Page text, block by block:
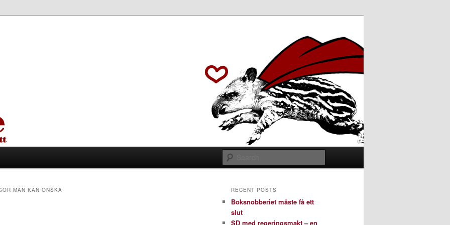
MAN KAN ÖNSKA RECENT POSTS
Boksnobberiet måste få ett
slut
SD med regeringsmakt – en